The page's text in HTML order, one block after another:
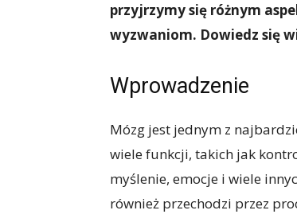
przyjrzymy się różnym
wyzwaniom. Dowiedz się
Wprowadzenie
Mózg jest jednym z
wiele funkcji, takich jak
myślenie, emocje i wiele
również przechodzi przez